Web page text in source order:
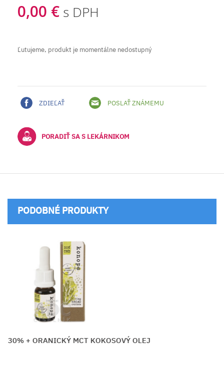
0,00 € s DPH
Ľutujeme, produkt je momentálne nedostupný
ZDIEĽAŤ POSLAŤ ZNÁMEMU
PORADIŤ SA S LEKÁRNIKOM
PODOBNÉ PRODUKTY
+ ORANICKÝ MCT KOKOSOVÝ OLEJ